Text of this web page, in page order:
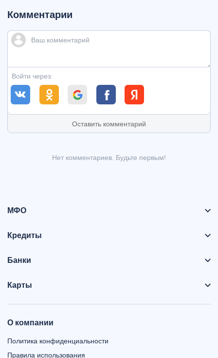
Комментарии
Войти через:
Оставить комментарий
Нет комментариев. Будьте первым!
МФО
Кредиты
Банки
Карты
О компании
Политика конфиденциальности
Правила использования